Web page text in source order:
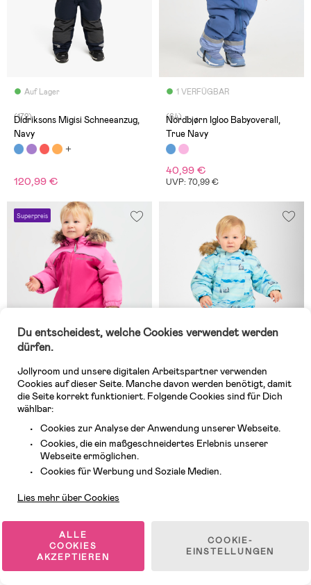
Auf Lager
(172)
Didriksons Migisi Schneeanzug,
Navy
120,99 €
1 VERFÜGBAR
(64)
Nordbjørn Igloo Babyoverall,
True Navy
40,99 €
UVP: 70,99 €
Superpreis
Auf Lager
Nordbjørn Igloo Babyoverall,
Lilac Rose
UVP: 70,99 €
Nordbjørn Fårö Babyoverall,
Letzte Chance
Superpreis
Du entscheidest, welche Cookies verwendet werden
dürfen.
Jollyroom und unsere digitalen Arbeitspartner verwenden
Cookies auf dieser Seite. Manche davon werden benötigt, damit
die Seite korrekt funktioniert. Folgende Cookies sind für Dich
wählbar:
Cookies zur Analyse der Anwendung unserer Webseite.
Cookies, die ein maßgeschneidertes Erlebnis unserer
Webseite ermöglichen.
Cookies für Werbung und Soziale Medien.
Lies mehr über Cookies
ALLE
COOKIES
AKZEPTIEREN
COOKIE-
EINSTELLUNGEN